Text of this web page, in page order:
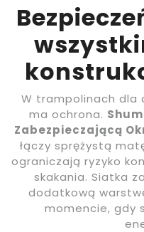
W trampolinach dla
ma ochrona.
Zabezpieczającą
łączy sprężystą
ograniczają ryzyko
skakania. Siatka
dodatkową
momencie, gdy